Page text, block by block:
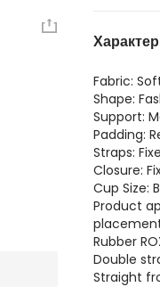
Fabric:
Shape:
Support:
Padding:
Straps:
Closure:
Cup Size:
Product
Rubber
Double
Straight